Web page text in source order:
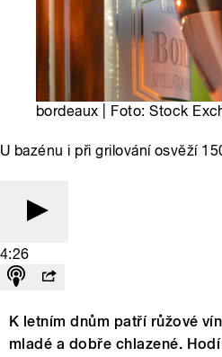
bordeaux | Foto: Stock
U bazénu i při grilování osvěží
4:26
K letním dnům patří růžové
mladé a dobře chlazené.